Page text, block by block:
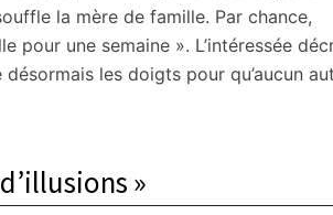
la mère de famille. Par chance,
pour une semaine ». L’intéressée
les doigts pour qu’aucun
»